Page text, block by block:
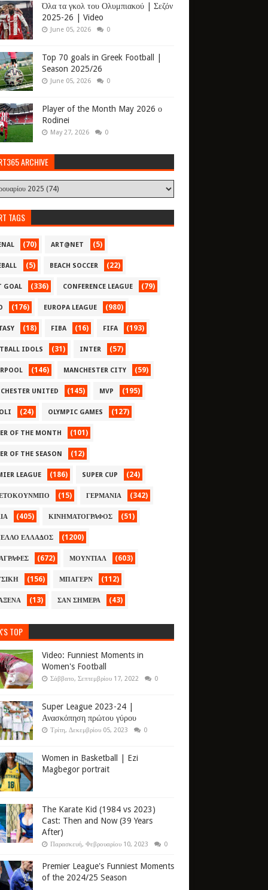
Όλα τα γκολ του Ολυμπιακού | Σεζόν
2025-26 | Video
June 05, 2026 0
Top 70 goals in Greek Football |
Season 2025/26
June 05, 2026 0
Player of the Month May 2026 ο
Rodinei
May 27, 2026 0
ARCHIVE
TAGS
(70) ART@NET (5)
(5) BEACH SOCCER (22)
GOAL (336) CONFERENCE LEAGUE (79)
(176) EUROPA LEAGUE (980)
(18) FIBA (16) FIFA (193)
IDOLS (31) INTER (57)
(146) MANCHESTER CITY (59)
UNITED (145) MVP (195)
(24) OLYMPIC GAMES (127)
OF THE MONTH (101)
OF THE SEASON (12)
LEAGUE (186) SUPER CUP (24)
(15) ΓΕΡΜΑΝΙΑ (342)
(405) ΚΙΝΗΜΑΤΟΓΡΑΦΟΣ (51)
ΕΛΛΑΔΟΣ (1200)
(672) ΜΟΥΝΤΙΑΛ (603)
(156) ΜΠΑΓΕΡΝ (112)
(13) ΣΑΝ ΣΗΜΕΡΑ (43)
TOP
Video: Funniest Moments in
Women's Football
Σάββατο, Σεπτεμβρίου 17, 2022 0
Super League 2023-24 |
Ανασκόπηση πρώτου γύρου
Τρίτη, Δεκεμβρίου 05, 2023 0
Women in Basketball | Ezi
Magbegor portrait
The Karate Kid (1984 vs 2023)
Cast: Then and Now (39 Years
After)
Παρασκευή, Φεβρουαρίου 10, 2023 0
Premier League's Funniest Moments
of the 2024/25 Season